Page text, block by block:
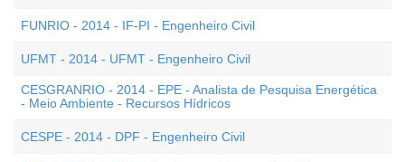
FUNRIO - 2014 - IF-PI - Engenheiro Civil
UFMT - 2014 - UFMT - Engenheiro Civil
CESGRANRIO - 2014 - EPE - Analista de Pesquisa Energética
- Meio Ambiente - Recursos Hídricos
CESPE - 2014 - DPF - Engenheiro Civil